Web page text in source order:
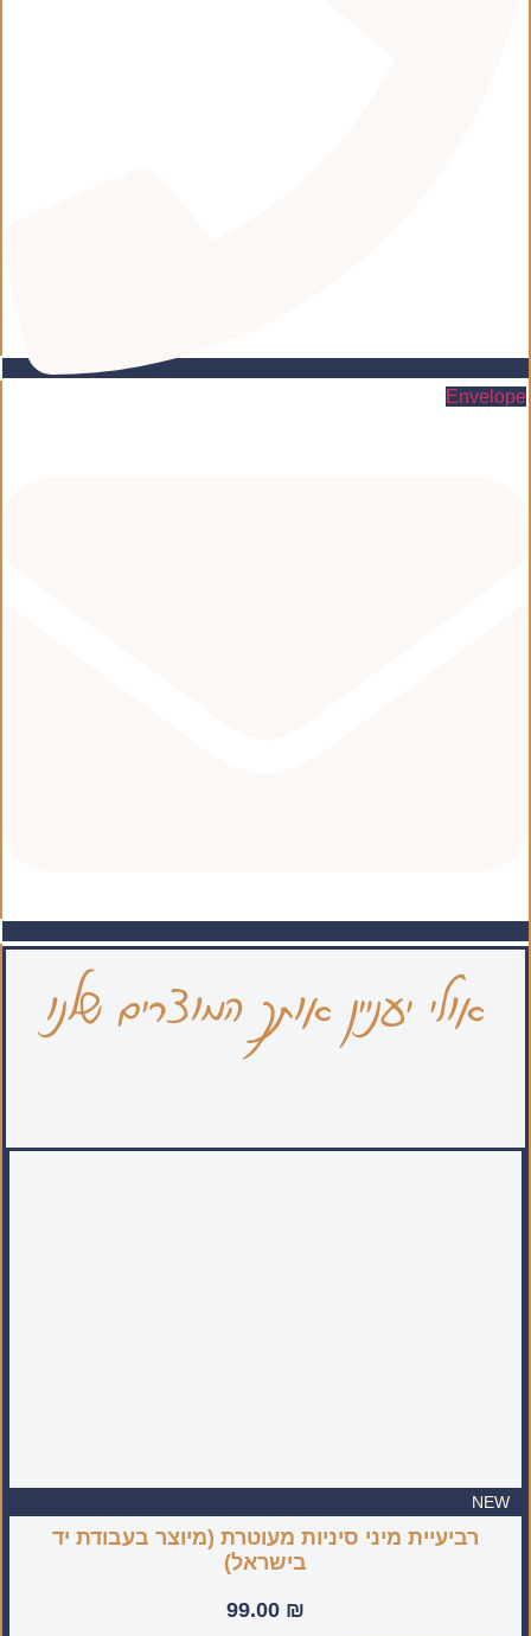
Envelope
אולי יעניין אותך המוצרים שלנו
NEW
רביעיית מיני סיניות מעוטרת (מיוצר בעבודת יד
בישראל)
99.00 ₪